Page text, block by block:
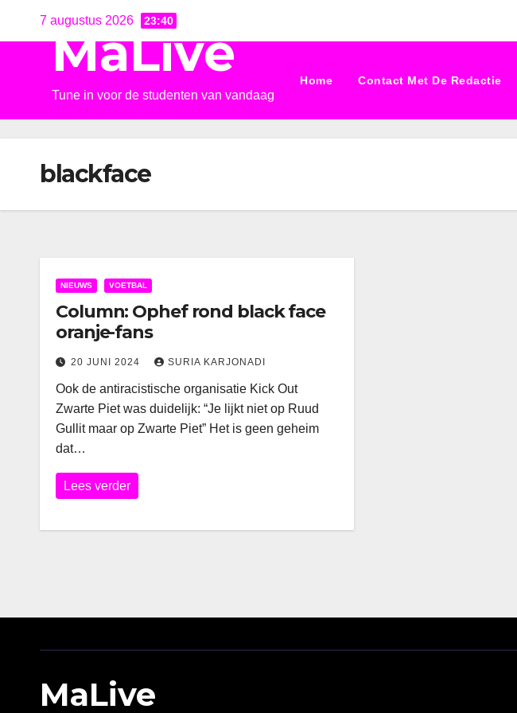
7 augustus 2026 23:40
MaLive
Tune in voor de studenten van vandaag
Home Contact Met De Redactie
blackface
NIEUWS VOETBAL
Column: Ophef rond black face
oranje-fans
20 JUNI 2024 SURIA KARJONADI
Ook de antiracistische organisatie Kick Out
Zwarte Piet was duidelijk: “Je lijkt niet op Ruud
Gullit maar op Zwarte Piet” Het is geen geheim
dat…
Lees verder
MaLive